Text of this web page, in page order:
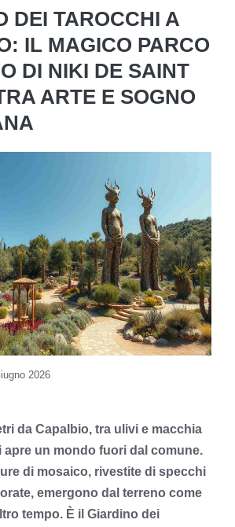
DEI TAROCCHI A
IL MAGICO PARCO
DI NIKI DE SAINT
ARTE E SOGNO
2026
da Capalbio, tra ulivi e macchia
apre un mondo fuori dal comune.
di mosaico, rivestite di specchi
emergono dal terreno come
tempo. È il Giardino dei